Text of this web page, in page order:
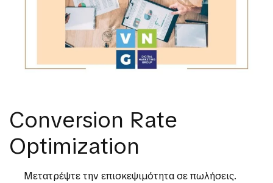
Conversion Rate
Optimization
Μετατρέψτε την επισκεψιμότητα σε πωλήσεις.